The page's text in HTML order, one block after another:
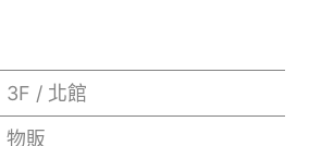
3F / 北館
物販